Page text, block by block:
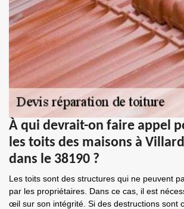
À qui devrait-on faire appel
les toits des maisons à
dans le 38190 ?
Les toits sont des structures qui ne peuvent
par les propriétaires. Dans ce cas, il est
œil sur son intégrité. Si des destructions sont